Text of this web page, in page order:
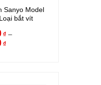
Sanyo Model
bắt vít
₫ –
₫